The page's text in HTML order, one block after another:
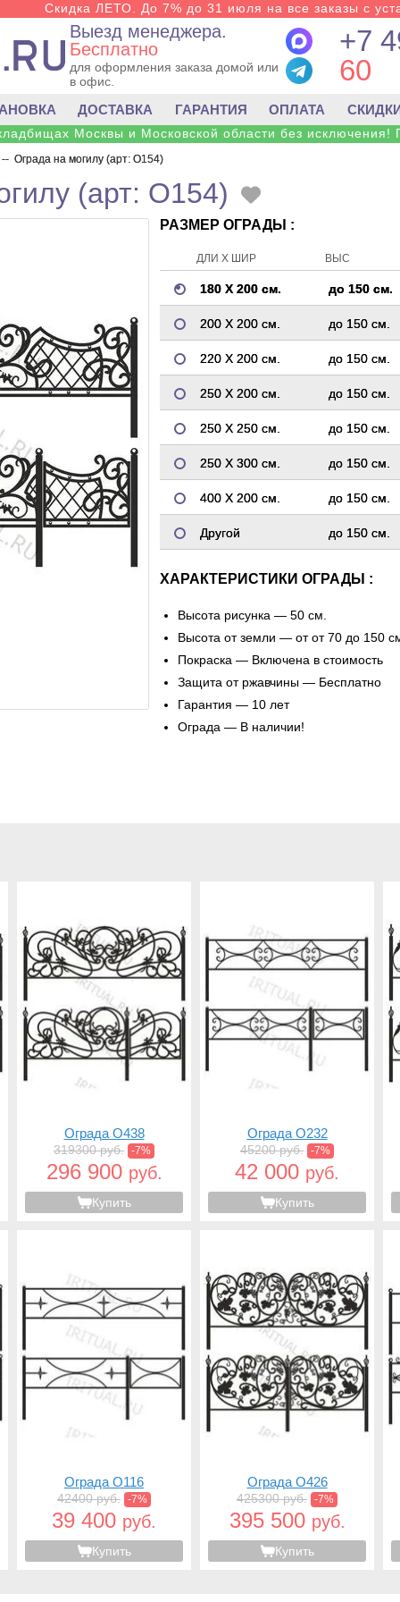
Скидка ЛЕТО. До 7% до 31 июля на все заказы с
Выезд менеджера.
Бесплатно
для оформления заказа домой или
в офис.
+7
60
ДОСТАВКА ГАРАНТИЯ ОПЛАТА
Москвы и Московской области без исключения!
-- Ограда на могилу (арт: O154)
(арт: O154)
РАЗМЕР ОГРАДЫ :
ДЛИ Х ШИР ВЫС
180 Х 200 см. до 150 см.
200 Х 200 см. до 150 см.
220 Х 200 см. до 150 см.
250 Х 200 см. до 150 см.
250 Х 250 см. до 150 см.
250 Х 300 см. до 150 см.
400 Х 200 см. до 150 см.
Другой до 150 см.
ХАРАКТЕРИСТИКИ ОГРАДЫ :
Высота рисунка — 50 см.
Высота от земли — от от 70 до 150
Покраска — Включена в стоимость
Защита от ржавчины — Бесплатно
Гарантия — 10 лет
Ограда — В наличии!
Ограда O438
319300 руб. -7%
296 900 руб.
Купить
Ограда O232
45200 руб. -7%
42 000 руб.
Купить
Ограда O116
42400 руб. -7%
39 400 руб.
Купить
Ограда O426
425300 руб. -7%
395 500 руб.
Купить